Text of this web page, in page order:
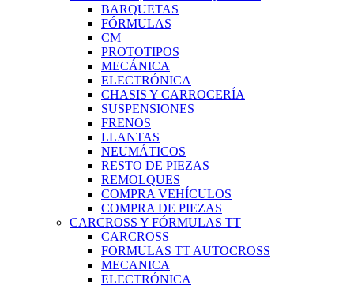
BARQUETAS
FÓRMULAS
CM
PROTOTIPOS
MECÁNICA
ELECTRÓNICA
CHASIS Y CARROCERÍA
SUSPENSIONES
FRENOS
LLANTAS
NEUMÁTICOS
RESTO DE PIEZAS
REMOLQUES
COMPRA VEHÍCULOS
COMPRA DE PIEZAS
CARCROSS Y FÓRMULAS TT
CARCROSS
FORMULAS TT AUTOCROSS
MECANICA
ELECTRÓNICA